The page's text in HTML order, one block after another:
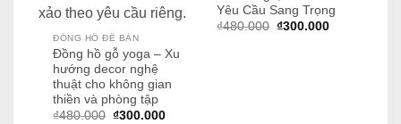
ĐỒNG HỒ ĐỂ BÀN
Đồng hồ gỗ yoga – Xu
hướng decor nghệ
thuật cho không gian
thiền và phòng tập
₫480.000 Giá
₫300.000Giá
Yêu Cầu Sang Trọng
₫480.000 Giá
₫300.000Giá